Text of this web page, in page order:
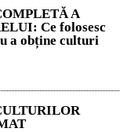
A
Ce folosesc
a obține culturi